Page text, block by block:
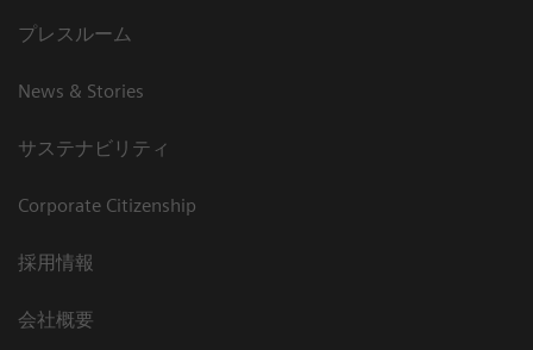
プレスルーム
News & Stories
サステナビリティ
Corporate Citizenship
採用情報
会社概要